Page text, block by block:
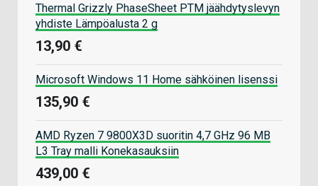
Thermal Grizzly PhaseSheet PTM jäähdytyslevyn
yhdiste Lämpöalusta 2 g
13,90 €
Microsoft Windows 11 Home sähköinen lisenssi
135,90 €
AMD Ryzen 7 9800X3D suoritin 4,7 GHz 96 MB
L3 Tray malli Konekasauksiin
439,00 €